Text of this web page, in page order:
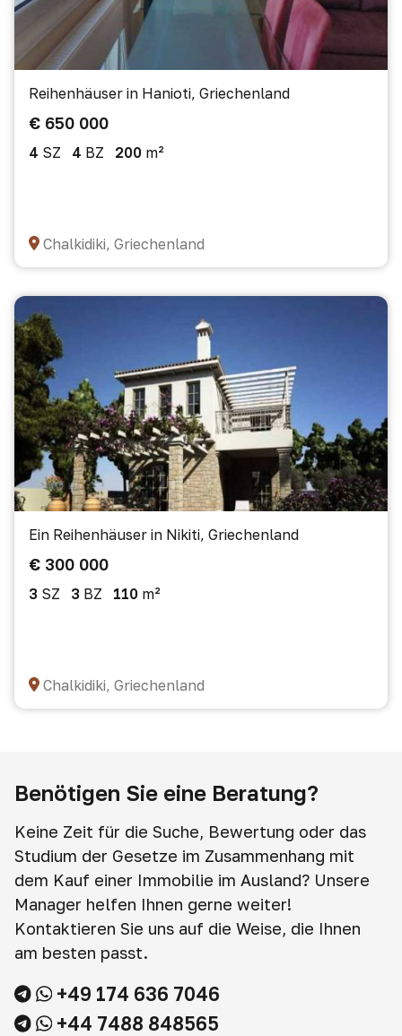
Reihenhäuser in Hanioti, Griechenland
€ 650 000
4 SZ 4 BZ 200 m²
Chalkidiki, Griechenland
Ein Reihenhäuser in Nikiti, Griechenland
€ 300 000
3 SZ 3 BZ 110 m²
Chalkidiki, Griechenland
Benötigen Sie eine Beratung?
Keine Zeit für die Suche, Bewertung oder das
Studium der Gesetze im Zusammenhang mit
dem Kauf einer Immobilie im Ausland? Unsere
Manager helfen Ihnen gerne weiter!
Kontaktieren Sie uns auf die Weise, die Ihnen
am besten passt.
+49 174 636 7046
+44 7488 848565